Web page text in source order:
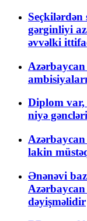
gərginliyi
əvvəlki
Diplom var,
niyə
lakin
Ənənəvi
dəyişməlidir